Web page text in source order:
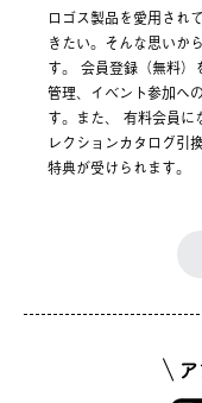
ロゴス製品を愛用され
きたい。そんな思いか
す。 会員登録（無料）
管理、イベント参加へ
す。また、 有料会員
レクションカタログ引
特典が受けられます。